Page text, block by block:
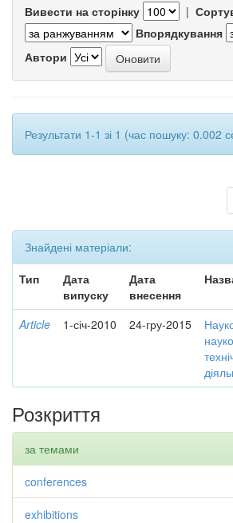
Вивести на сторінку |
Впорядкування
Автори
Результати 1-1 зі 1 (час пошуку: 0.002
Знайдені матеріали:
Тип
Дата
випуску
Дата
внесення
Article 1-січ-2010 24-гру-2015
Розкриття
за темами
conferences
exhibitions